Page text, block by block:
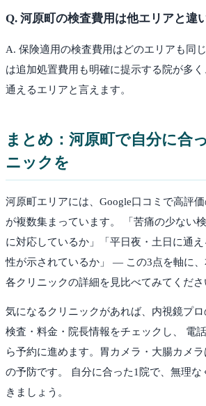
Q. 河原町の検査費用は他エリアと違
A. 保険適用の検査費用はどのエリアも同
は追加処置費用も明確に提示する院が多
通えるエリアと言えます。
まとめ： 河原町で自分に合
ニックを
河原町エリアには、Google口コミで高評
が複数集まっています。 「苦痛の少ない
に対応しているか」「平日夜・土日に通
性が示されているか」 — この3点を軸に、
各クリニックの詳細を見比べてみてくださ
気になるクリニックがあれば、内視鏡プ
検査・料金・院長情報をチェックし、 電
ら予約に進めます。胃カメラ・大腸カメ
の予防です。 自分に合った1院で、無理な
きましょう。